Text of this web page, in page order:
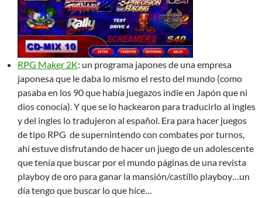
RPG Maker 2K: un programa japones de una empresa
japonesa que le daba lo mismo el resto del mundo (como
pasaba en los 90 que había juegazos indie en Japón que ni
dios conocía). Y que se lo hackearon para traducirlo al ingles
y del ingles lo tradujeron al español. Era para hacer juegos
de tipo RPG de supernintendo con combates por turnos,
ahí estuve disfrutando de hacer un juego de un adolescente
que tenía que buscar por el mundo páginas de una revista
playboy de oro para ganar la mansión/castillo playboy…un
día tengo que buscar lo que hice…